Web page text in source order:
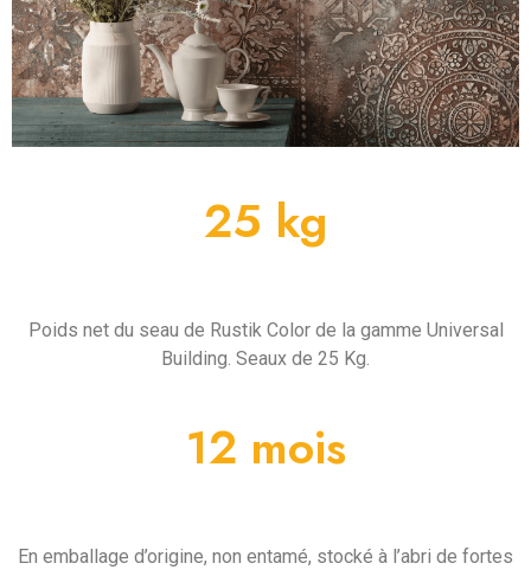
25 kg
Poids net du seau de Rustik Color de la gamme Universal
Building. Seaux de 25 Kg.
12 mois
En emballage d’origine, non entamé, stocké à l’abri de fortes